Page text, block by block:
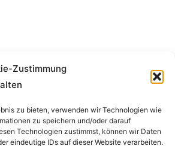
Zustimmung
zu bieten, verwenden wir Technologien wie
zu speichern und/oder darauf
Technologien zustimmst, können wir Daten
eindeutige IDs auf dieser Website verarbeiten.
Impressum